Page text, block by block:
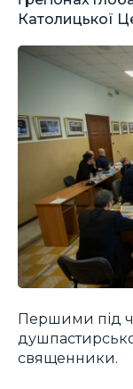
Католицької
Першими під
священники.